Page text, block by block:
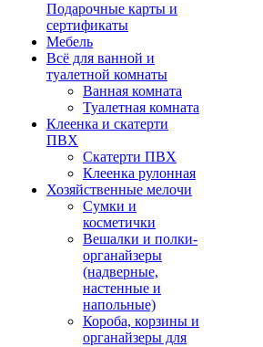
Подарочные карты и
сертификаты
Мебель
Всё для ванной и
туалетной комнаты
Ванная комната
Туалетная комната
Клеенка и скатерти
ПВХ
Скатерти ПВХ
Клеенка рулонная
Хозяйственные мелочи
Сумки и
косметички
Вешалки и полки-
органайзеры
(надверные,
настенные и
напольные)
Короба, корзины и
органайзеры для